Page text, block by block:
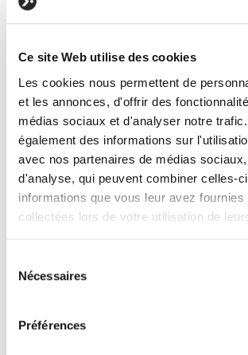
Ce site Web utilise des cookies
Les cookies nous permettent de
et les annonces, d'offrir des
médias sociaux et d'analyser notre
également des informations sur
avec nos partenaires de médias
d'analyse, qui peuvent combiner celles-
informations que vous leur avez fournies
collectées lors de votre utilisation de
process your information.
Nécessaires
Préférences
deduction des couts de
d'impot des societes. L'impot sur ces
Au total, les avantages fiscaux R&D
100 000 euros par an pour cette
qui peut etre reinvesti dans
developpement de nouvelles
faisant appel a KERN-IT pour des
complementaires.
Mise en oeuvre
projets en cours et identifier
aux definitions de R&D du
incertitude technologique) ne